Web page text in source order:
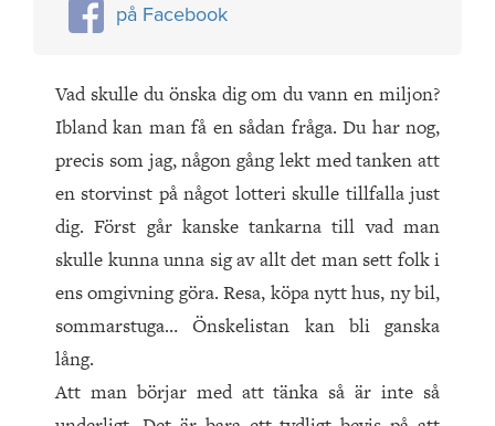
på Facebook
Vad skulle du önska dig om du vann en miljon?
Ibland kan man få en sådan fråga. Du har nog,
precis som jag, någon gång lekt med tanken att
en storvinst på något lotteri skulle tillfalla just
dig. Först går kanske tankarna till vad man
skulle kunna unna sig av allt det man sett folk i
ens omgivning göra. Resa, köpa nytt hus, ny bil,
sommarstuga… Önskelistan kan bli ganska
lång.
Att man börjar med att tänka så är inte så